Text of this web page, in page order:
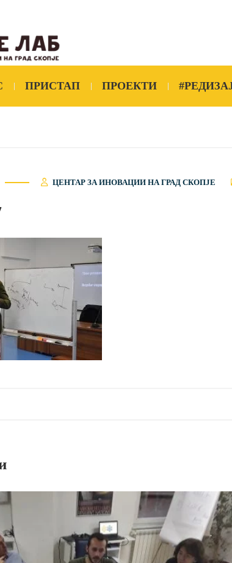
ПРИСТАП ПРОЕКТИ
ЦЕНТАР ЗА ИНОВАЦИИ НА ГРАД СКОПЈЕ